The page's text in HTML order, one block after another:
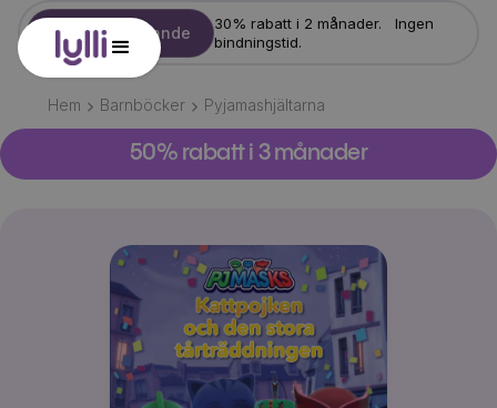
Starta erbjudande
30% rabatt i 2 månader. Ingen
bindningstid.
Hem Barnböcker Pyjamashjältarna
50% rabatt i 3 månader